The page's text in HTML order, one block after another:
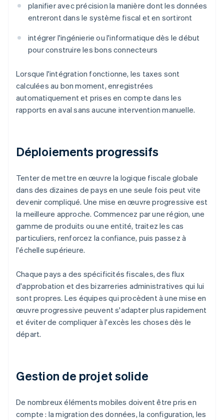
planifier avec précision la manière dont les données
entreront dans le système fiscal et en sortiront
intégrer l'ingénierie ou l'informatique dès le début
pour construire les bons connecteurs
Lorsque l'intégration fonctionne, les taxes sont
calculées au bon moment, enregistrées
automatiquement et prises en compte dans les
rapports en aval sans aucune intervention manuelle.
Déploiements progressifs
Tenter de mettre en œuvre la logique fiscale globale
dans des dizaines de pays en une seule fois peut vite
devenir compliqué. Une mise en œuvre progressive est
la meilleure approche. Commencez par une région, une
gamme de produits ou une entité, traitez les cas
particuliers, renforcez la confiance, puis passez à
l'échelle supérieure.
Chaque pays a des spécificités fiscales, des flux
d'approbation et des bizarreries administratives qui lui
sont propres. Les équipes qui procèdent à une mise en
œuvre progressive peuvent s'adapter plus rapidement
et éviter de compliquer à l'excès les choses dès le
départ.
Gestion de projet solide
De nombreux éléments mobiles doivent être pris en
compte : la migration des données, la configuration, les